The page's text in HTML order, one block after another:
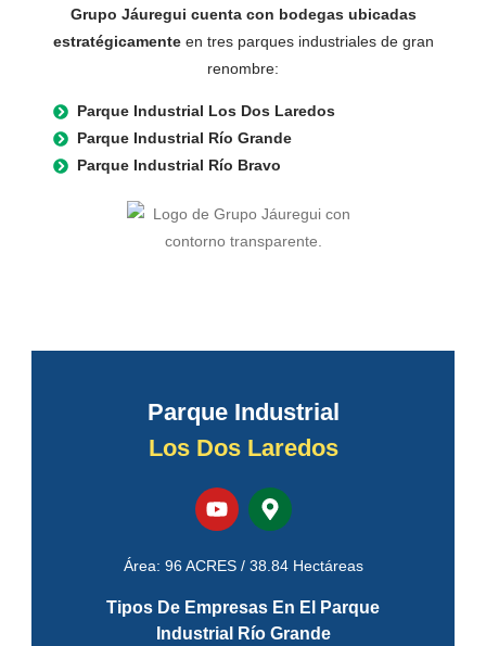
Grupo Jáuregui cuenta con bodegas ubicadas
estratégicamenteen tres parques industriales de gran
renombre:
Parque Industrial Los Dos Laredos
Parque Industrial Río Grande
Parque Industrial Río Bravo
Parque Industrial
Los Dos Laredos
Área: 96 ACRES / 38.84 Hectáreas
Tipos De Empresas En El Parque
Industrial Río Grande